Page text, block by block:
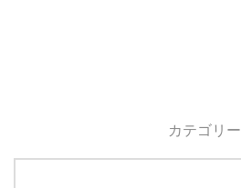
カテゴリー